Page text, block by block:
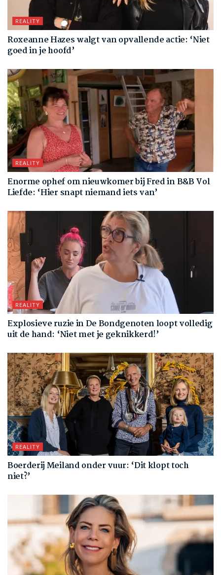
REALITY
Roxeanne Hazes walgt van opvallende actie: ‘Niet
goed in je hoofd’
REALITY
Enorme ophef om nieuwkomer bij Fred in B&B Vol
Liefde: ‘Hier snapt niemand iets van’
REALITY
Explosieve ruzie in De Bondgenoten loopt volledig
uit de hand: ‘Niet met je geknikkerd!’
REALITY
Boerderij Meiland onder vuur: ‘Dit klopt toch
niet?’